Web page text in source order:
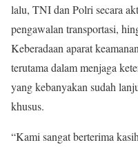
lalu, TNI dan Polri secara
pengawalan transportasi,
Keberadaan aparat
terutama dalam menjaga
yang kebanyakan sudah
khusus.
“Kami sangat berterima